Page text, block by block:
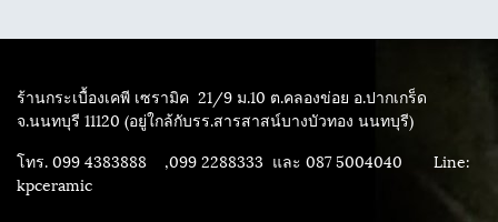
ร้านกระเบื้องเคพี เซรามิค 21/9 ม.10 ต.คลองข่อย อ.ปากเกร็ด
จ.นนทบุรี 11120 (อยู่ใกล้กับรร.สารสาสน์บางบัวทอง นนทบุรี)
โทร. 099 4383888 ,099 2288333 และ 087 5004040 Line:
kpceramic